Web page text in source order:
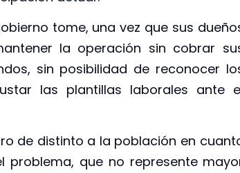
tome, una vez que sus
la operación sin cobrar
sin posibilidad de reconocer
las plantillas laborales ante
de distinto a la población en
que no represente